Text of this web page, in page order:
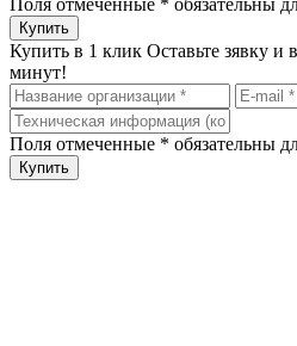
Поля отмеченные * обязательны
Купить в 1 клик Оставьте зявку и
минут!
Поля отмеченные * обязательны